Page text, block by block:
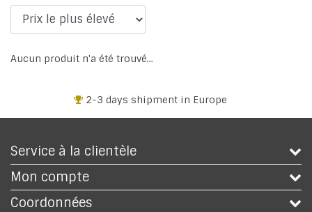
Aucun produit n'a été trouvé...
2-3 days shipment in Europe
Service à la clientèle
Mon compte
Coordonnées